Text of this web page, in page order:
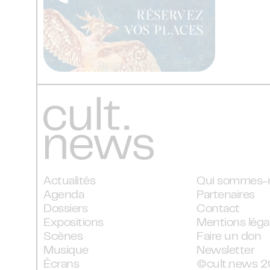
Actualités
Agenda
Dossiers
Expositions
Scènes
Musique
Écrans
Qui sommes-
Partenaires
Contact
Mentions
Faire un don
Newsletter
©cult.news